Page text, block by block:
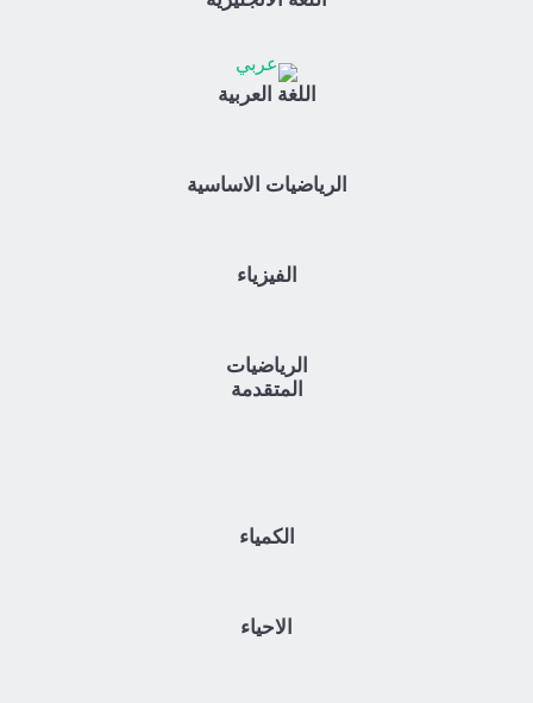
اللغة العربية
الرياضيات الاساسية
الفيزياء
الرياضيات
المتقدمة
الكمياء
الاحياء